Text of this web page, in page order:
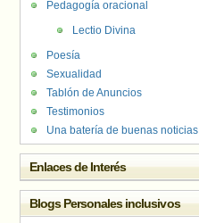
Pedagogía oracional
Lectio Divina
Poesía
Sexualidad
Tablón de Anuncios
Testimonios
Una batería de buenas noticias
Enlaces de Interés
Blogs Personales inclusivos